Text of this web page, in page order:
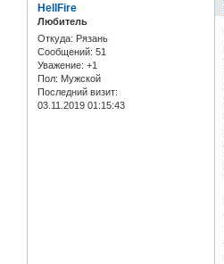
HellFire
Любитель
Откуда: Рязань
Сообщений: 51
Уважение: +1
Пол: Мужской
Последний визит:
03.11.2019 01:15:43